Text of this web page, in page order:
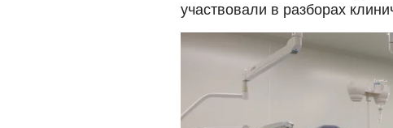
участвовали в разборах